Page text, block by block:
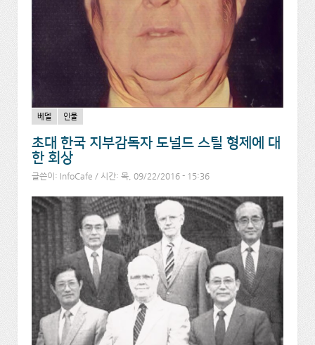
베델 인물
초대 한국 지부감독자 도널드 스틸 형제에 대
한 회상
글쓴이: InfoCafe / 시간: 목, 09/22/2016 - 15:36